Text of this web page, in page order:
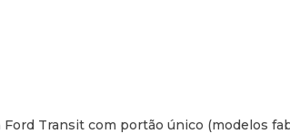
Transit com portão único (modelos